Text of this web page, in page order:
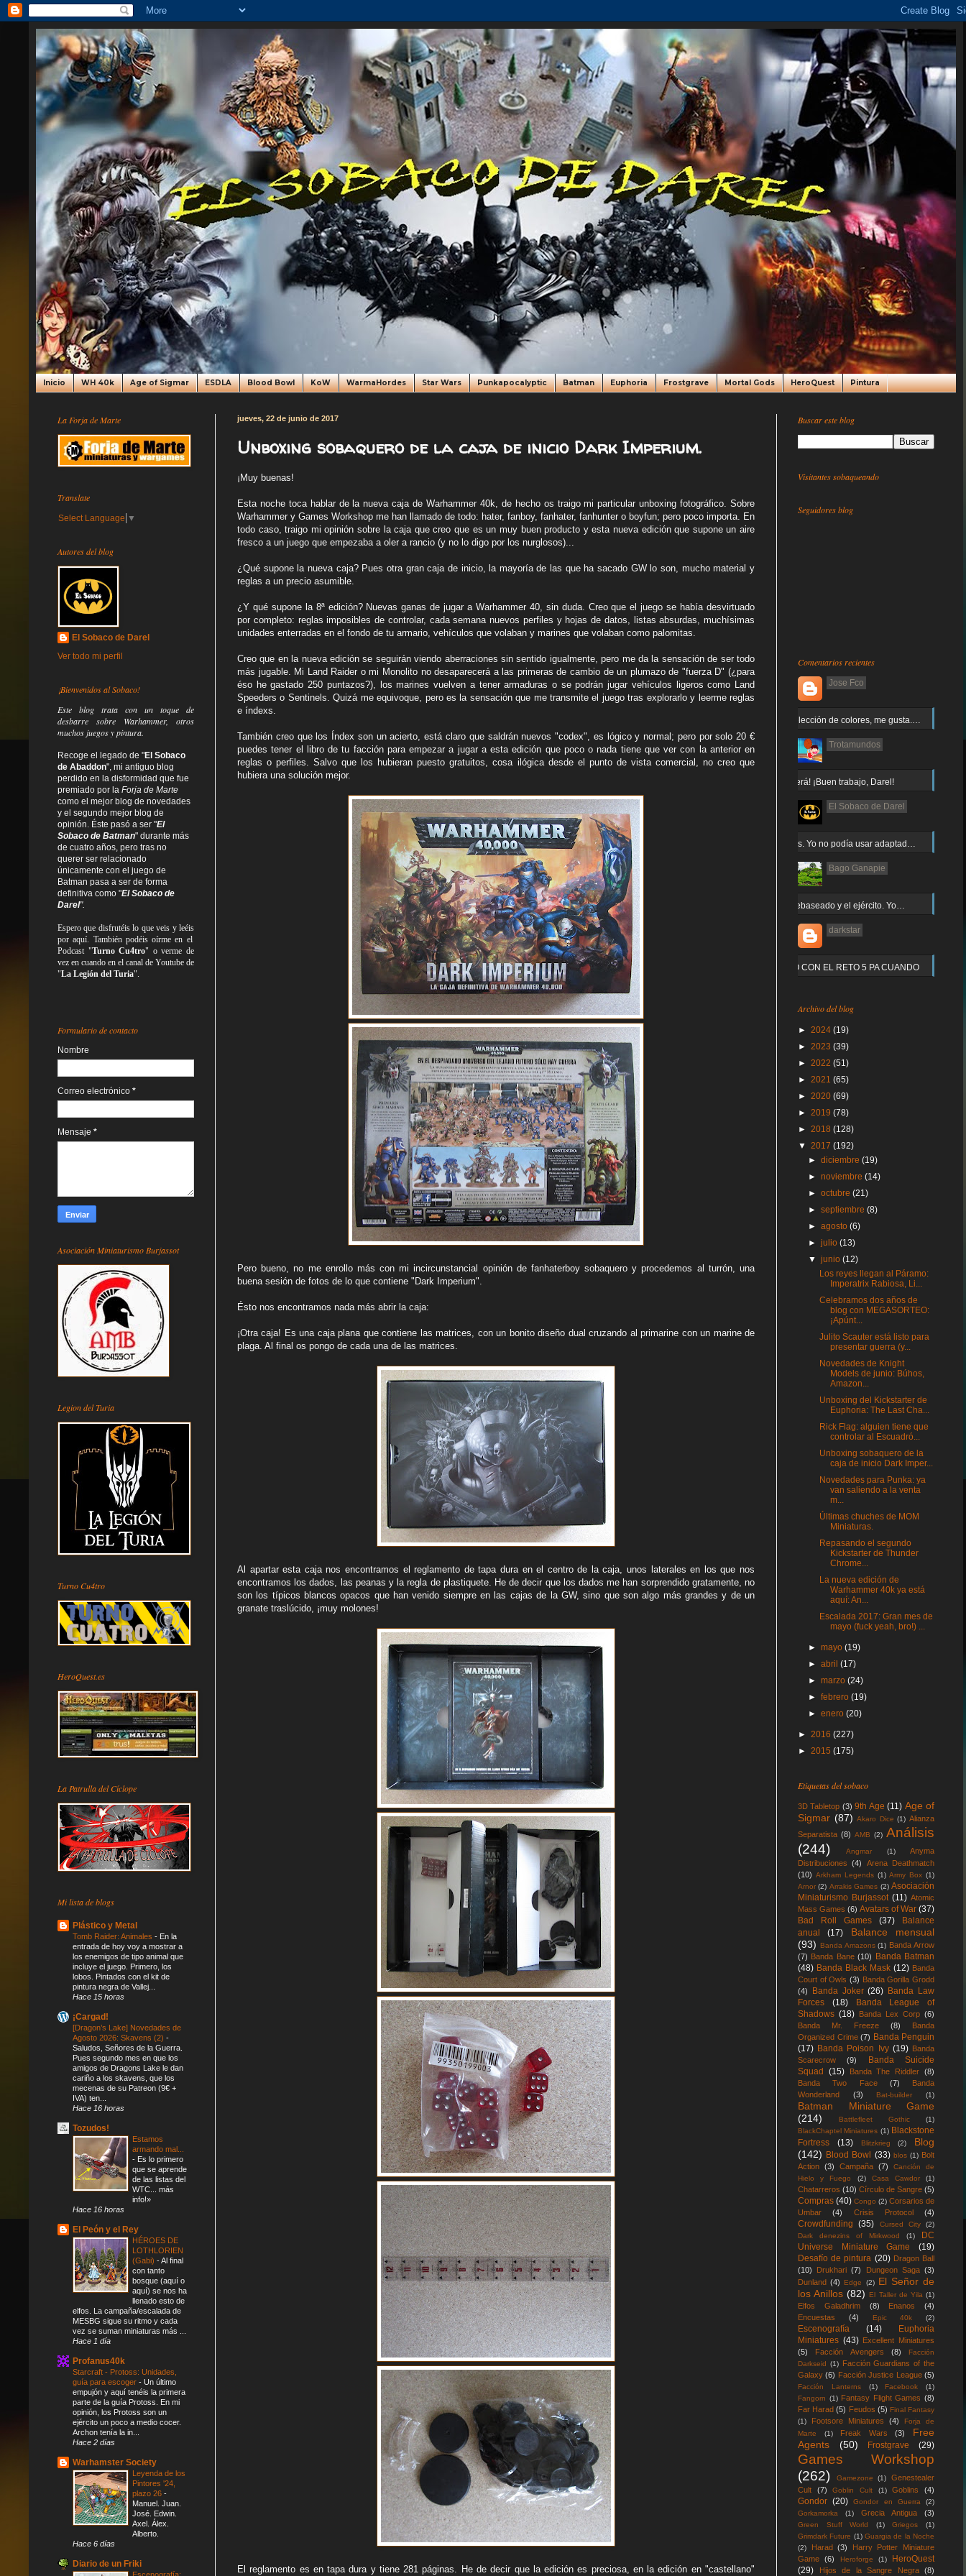
Inicio WH 40k Age of Sigmar ESDLA Blood Bowl KoW WarmaHordes Star Wars Punkapocalyptic Batman Euphoria Frostgrave Mortal Gods HeroQuest Pintura
jueves, 22 de junio de 2017
Unboxing sobaquero de la caja de inicio Dark Imperium.
¡Muy buenas!
Esta noche toca hablar de la nueva caja de Warhammer 40k, de hecho os traigo mi particular unboxing fotográfico. Sobre
Warhammer y Games Workshop me han llamado de todo: hater, fanboy, fanhater, fanhunter o boyfun; pero poco importa. En
todo caso, traigo mi opinión sobre la caja que creo que es un muy buen producto y esta nueva edición que supone un aire
fresco a un juego que empezaba a oler a rancio (y no lo digo por los nurglosos)...
¿Qué supone la nueva caja? Pues otra gran caja de inicio, la mayoría de las que ha sacado GW lo son, mucho material y
reglas a un precio asumible.
¿Y qué supone la 8ª edición? Nuevas ganas de jugar a Warhammer 40, sin duda. Creo que el juego se había desvirtuado
por completo: reglas imposibles de controlar, cada semana nuevos perfiles y hojas de datos, listas absurdas, muchísimas
unidades enterradas en el fondo de tu armario, vehículos que volaban y marines que volaban como palomitas.
Creo que en la nueva edición se seguirán viendo aberraciones sin sentido igualmente, pero me da la sensación de ser todo
más jugable. Mi Land Raider o mi Monolito no desaparecerá a las primeras de cambio de un plumazo de "fuerza D" (¿para
éso he gastado 250 puntazos?), los marines vuelven a tener armaduras o se podrán jugar vehículos ligeros como Land
Speeders o Sentinels. Quizá me equivoque, pero es la sensación que me transmite el juego tras explorarlo y leerme reglas
e índexs.
También creo que los Índex son un acierto, está claro que saldrán nuevos "codex", es lógico y normal; pero por solo 20 €
puedes tener el libro de tu facción para empezar a jugar a esta edición que poco o nada tiene que ver con la anterior en
reglas o perfiles. Salvo que los hubieran puesto gratuitos, cosa ilógica desde el punto de vista comercial, no creo que
hubiera una solución mejor.
Pero bueno, no me enrollo más con mi incircunstancial opinión de fanhaterboy sobaquero y procedemos al turrón, una
buena sesión de fotos de lo que contiene "Dark Imperium".
Ésto nos encontramos nada más abrir la caja:
¡Otra caja! Es una caja plana que contiene las matrices, con un bonito diseño dual cruzando al primarine con un marine de
plaga. Al final os pongo de cada una de las matrices.
Al apartar esta caja nos encontramos el reglamento de tapa dura en el centro de la caja, unos laterales en los que nos
encontramos los dados, las peanas y la regla de plastiquete. He de decir que los dados me han sorprendido gratamente, no
son los típicos blancos opacos que han venido siempre en las cajas de la GW, sino que son algo más grandes y de un
granate traslúcido, ¡muy molones!
El reglamento es en tapa dura y tiene 281 páginas. He de decir que la edición es preciosa, en la edición en "castellano"
La Forja de Marte
Translate
Select Language ▼
Autores del blog
El Sobaco de Darel
Ver todo mi perfil
¡Bienvenidos al Sobaco!
Este blog trata con un toque de
desbarre sobre Warhammer, otros
muchos juegos y pintura.
Recoge el legado de "El Sobaco
de Abaddon", mi antiguo blog
perdido en la disformidad que fue
premiado por la Forja de Marte
como el mejor blog de novedades
y el segundo mejor blog de
opinión. Éste pasó a ser "El
Sobaco de Batman" durante más
de cuatro años, pero tras no
querer ser relacionado
únicamente con el juego de
Batman pasa a ser de forma
definitiva como "El Sobaco de
Darel".
Espero que disfrutéis lo queveis yleéis
por aquí. También podéis oírme en el
Podcast "Turno Cu4tro" o verme de
vez en cuando en el canal de Youtube de
"La Legión del Turia".
Formulario de contacto
Nombre
Correo electrónico *
Mensaje *
Asociación Miniaturismo Burjassot
Legion del Turia
Turno Cu4tro
HeroQuest.es
La Patrulla del Cíclope
Mi lista de blogs
Plástico y Metal
Tomb Raider: Animales - En la
entrada de hoy voy a mostrar a
los enemigos de tipo animal que
incluye el juego. Primero, los
lobos. Pintados con el kit de
pintura negra de Vallej...
Hace 15 horas
¡Cargad!
[Dragon’s Lake] Novedades de
Agosto 2026: Skavens (2) -
Saludos, Señores de la Guerra.
Pues segundo mes en que los
amigos de Dragons Lake le dan
cariño a los skavens, que los
mecenas de su Patreon (9€ +
IVA) ten...
Hace 16 horas
Tozudos!
Estamos
armando mal...
- Es lo primero
que se aprende
de las listas del
WTC... más
info!»
Hace 16 horas
El Peón y el Rey
HÉROES DE
LOTHLORIEN
(Gabi) -Al final
con tanto
bosque (aquí o
aquí) se nos ha
llenado esto de
elfos. La campaña/escalada de
MESBG sigue su ritmo y cada
vez se suman miniaturas más ...
Hace 1 día
Profanus40k
Starcraft - Protoss: Unidades,
guía para escoger - Un último
empujón y aquí tenéis la primera
parte de la guía Protoss. En mi
opinión, los Protoss son un
ejército un poco a medio cocer.
Archon tenía la in...
Hace 2 días
Warhamster Society
Leyenda de los
Pintores '24,
plazo 26 -
Manuel. Juan.
José. Edwin.
Axel. Álex.
Alberto.
Hace 6 días
Diario de un Friki
Buscar este blog
Visitantes sobaqueando
Seguidores blog
Comentarios recientes
Jose Fco
Muy buena elección de colores, me gusta.…
Trotamundos
¡Arnor no caerá! ¡Buen trabajo, Darel!
El Sobaco de Darel
Jajaja gracias. Yo no podía usar adaptad…
Bago Ganapie
Increíble el rebaseado y el ejército. Yo…
darkstar
Y QUE PASO CON EL RETO 5 PA CUANDO
Archivo del blog
► 2024 (19)
► 2023 (39)
► 2022 (51)
► 2021 (65)
► 2020 (69)
► 2019 (78)
► 2018 (128)
▼ 2017 (192)
►diciembre(19)
►noviembre(14)
►octubre(21)
►septiembre(8)
►agosto(6)
►julio(13)
▼junio(12)
Los reyes llegan al Páramo:
Imperatrix Rabiosa, Li...
Celebramos dos años de
blog con MEGASORTEO:
¡Apúnt...
Julito Scauter está listo para
presentar guerra (y...
Novedades de Knight
Models de junio: Búhos,
Amazon...
Unboxing del Kickstarter de
Euphoria: The Last Cha...
Rick Flag: alguien tiene que
controlar al Escuadró...
Unboxing sobaquero de la
caja de inicio Dark Imper...
Novedades para Punka: ya
van saliendo a la venta
m...
Últimas chuches de MOM
Miniaturas.
Repasando el segundo
Kickstarter de Thunder
Chrome...
La nueva edición de
Warhammer 40k ya está
aquí: An...
Escalada 2017: Gran mes de
mayo (fuck yeah, bro!) ...
►mayo(19)
►abril(17)
►marzo(24)
►febrero(19)
►enero(20)
► 2016 (227)
► 2015 (175)
Etiquetas del sobaco
3D Tabletop (3) 9th Age (11) Age of
Sigmar (87) Akaro Dice (1) Alianza
Separatista (8) AMB (2) Análisis
(244)
Angmar (1)
Anyma
Distribuciones
(4)
Arena Deathmatch
(10) Arkham Legends (1) Army Box (1)
Arnor (2) Arrakis Games (2) Asociación
Miniaturismo Burjassot (11) Atomic
Mass Games (6) Avatars of War (37)
Bad Roll Games
(37)
Balance
anual
(17)
Balance mensual
(93)
Banda Amazons (1) Banda Arrow
(7) Banda Bane (10)
Banda Batman
(48) Banda Black Mask (12) Banda
Court of Owls (3) Banda Gorilla Grodd
(4)
Banda Joker (26) Banda Law
Forces
(18)
Banda League of
Shadows (18) Banda Lex Corp (6)
Banda Mr. Freeze
(8)
Banda
Organized Crime (7) Banda Penguin
(17) Banda Poison Ivy (19) Banda
Scarecrow
(9)
Banda Suicide
Squad
(15) Banda The Riddler (8)
Banda Two Face
(7)
Banda
Wonderland
(3) Bat-builder (1)
Batman Miniature Game
(214)
Battlefleet Gothic
(1)
BlackChaptel Miniatures (1) Blackstone
Fortress
(13) Blitzkrieg (2)
Blog
(142) Blood Bowl (33) blos (1) Bolt
Action (3) Campaña (7)
Canción de
Hielo y Fuego
(2) Casa Cawdor (1)
Chatarreros (10) Círculo de Sangre (5)
Compras (40) Congo (2) Corsarios de
Umbar
(4) Crisis Protocol (4)
Crowdfunding (35) Cursed City
(2)
Dark denezins of Mirkwood
(1)
DC
Universe Miniature Game
(19)
Desafío de pintura (20) Dragon Ball
(10)
Drukhari (7) Dungeon Saga (3)
Dunland (4) Edge (2) El Señor de
los Anillos (82) El Taller de Yila (1)
Elfos Galadhrim (8) Enanos
(4)
Encuestas
(4) Epic 40k (2)
Escenografía (14)
Euphoria
Miniatures (43) Excellent Miniatures
(5)
Facción Avengers (8)
Facción
Darkseid (1) Facción Guardians of the
Galaxy (6) Facción Justice League (5)
Facción Lanterns (1) Facebook
(1)
Fangorn (1) Fantasy Flight Games (8)
Far Harad (5) Feudos (5) Final Fantasy
(1)
Footsore Miniatures (4)
Forja de
Marte
(1) Freak Wars (3)
Free
Agents
(50) Frostgrave (29)
Games Workshop
(262)
Gamezone (1)
Genestealer
Cult
(7) Goblin Cult (1) Goblins (4)
Gondor (20) Gondor en Guerra
(2)
Gorkamorka
(1) Grecia Antigua (3)
Green Stuff World (1) Griegos
(1)
Grimdark Future (1) Guargia de la Noche
(2)
Harad (3)
Harry Potter Miniature
Game
(6) Heroforge (1)
HeroQuest
(29)
Hijos de la Sangre Negra (8)